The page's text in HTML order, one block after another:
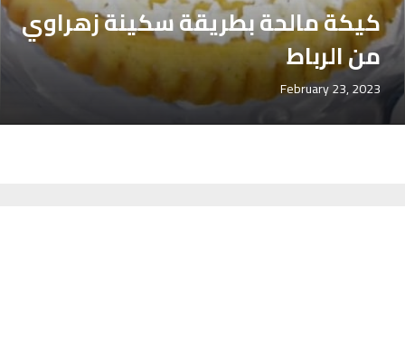
كيكة مالحة بطريقة سكينة زهراوي
من الرباط
February 23, 2023